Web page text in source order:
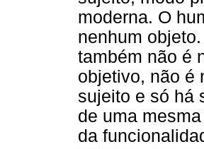
moderna. O
nenhum
também não é
objetivo, não é
sujeito e só há
de uma
da